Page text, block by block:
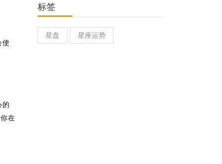
在
标签
星盘 星座运势